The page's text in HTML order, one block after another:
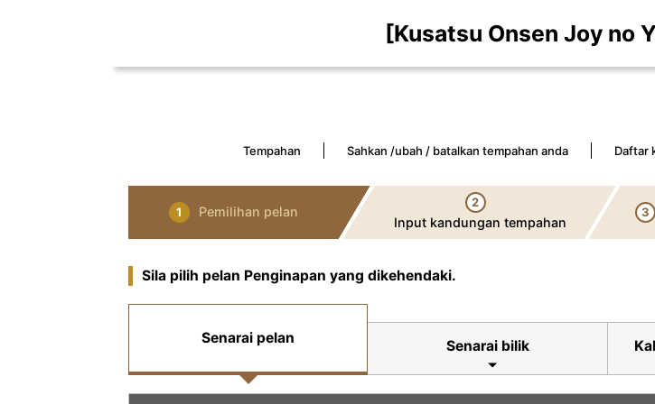
[Kusatsu Onsen Joy no
Tempahan Sahkan /ubah / batalkan tempahan anda Daftar
1 Pemilihan pelan
2
Input kandungan tempahan
3
Sila pilih pelan Penginapan yang dikehendaki.
Senarai pelan Senarai bilik